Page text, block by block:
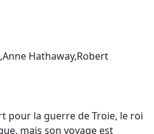
Hathaway,Robert
pour la guerre de Troie, le roi
mais son voyage est